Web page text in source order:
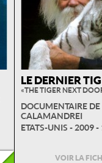
LE DERNIER
« THE TIGER NEXT
DOCUMENTAIRE
CALAMANDREI
ETATS-UNIS - 2009
VOIR LA